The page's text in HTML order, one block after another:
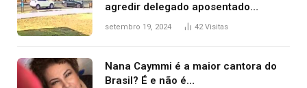
agredir delegado aposentado
durante confusão no trânsito
setembro 19, 2024 42Visitas
Nana Caymmi é a maior cantora do
Brasil? É e não é…